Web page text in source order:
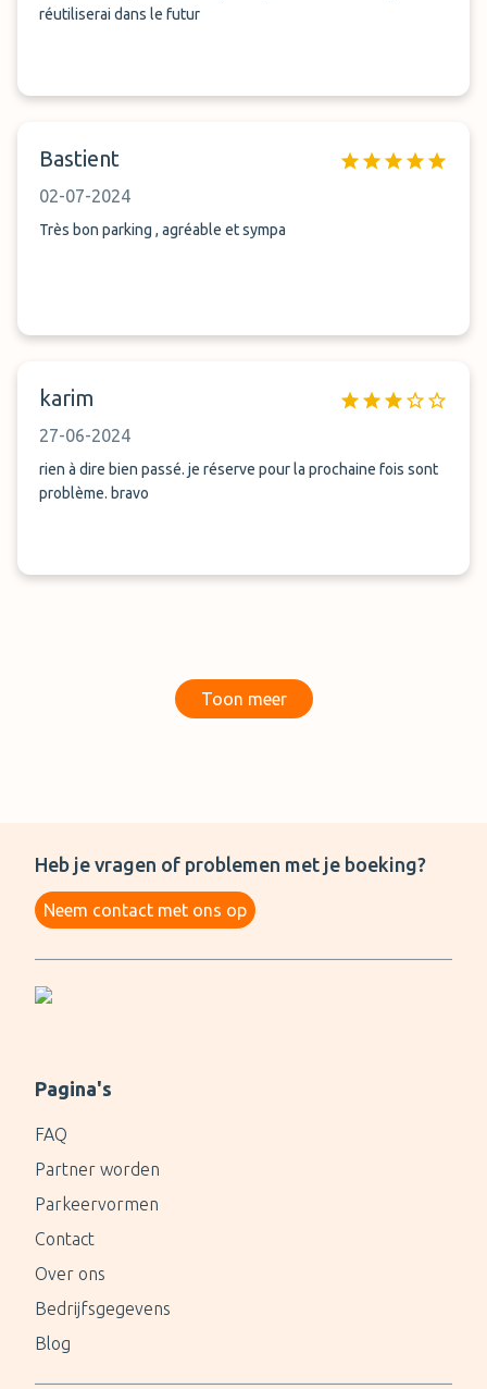
réutiliserai dans le futur
Bastient
02-07-2024
Très bon parking , agréable et sympa
karim
27-06-2024
rien à dire bien passé. je réserve pour la prochaine fois sont
problème. bravo
Toon meer
Heb je vragen of problemen met je boeking?
Neem contact met ons op
Pagina's
FAQ
Partner worden
Parkeervormen
Contact
Over ons
Bedrijfsgegevens
Blog